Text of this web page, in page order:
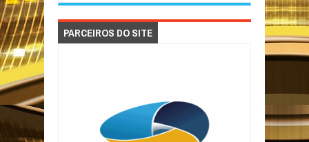
PARCEIROS DO SITE